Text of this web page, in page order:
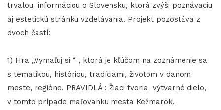
trvalou informáciou o Slovensku, ktorá zvýši poznávaciu
aj estetickú stránku vzdelávania. Projekt pozostáva z
dvoch častí:
1) Hra „Vymaľuj si “ , ktorá je kľúčom na zoznámenie sa
s tematikou, históriou, tradíciami, životom v danom
meste, regióne. PRAVIDLÁ : Žiaci tvoria výtvarné dielo,
v tomto prípade maľovanku mesta Kežmarok.